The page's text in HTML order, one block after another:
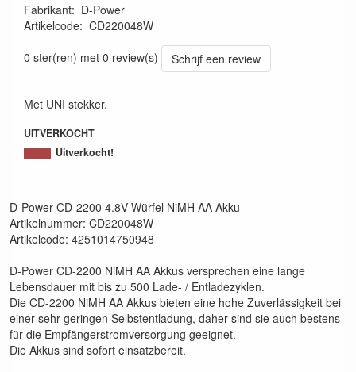
Fabrikant: D-Power
Artikelcode: CD220048W
0 ster(ren) met 0 review(s)
Schrijf een review
Met UNI stekker.
UITVERKOCHT
Uitverkocht!
D-Power CD-2200 4.8V Würfel NiMH AA Akku
Artikelnummer: CD220048W
Artikelcode: 4251014750948
D-Power CD-2200 NiMH AA Akkus versprechen eine lange
Lebensdauer mit bis zu 500 Lade- / Entladezyklen.
Die CD-2200 NiMH AA Akkus bieten eine hohe Zuverlässigkeit bei
einer sehr geringen Selbstentladung, daher sind sie auch bestens
für die Empfängerstromversorgung geeignet.
Die Akkus sind sofort einsatzbereit.